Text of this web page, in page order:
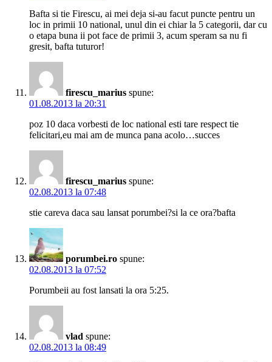
Bafta si tie Firescu, ai mei deja si-au facut puncte pentru un
loc in primii 10 national, unul din ei chiar la 5 categorii, dar cu
o etapa buna ii pot face de primii 3, acum speram sa nu fi
gresit, bafta tuturor!
firescu_marius spune:
01.08.2013 la 20:31
poz 10 daca vorbesti de loc national esti tare respect tie
felicitari,eu mai am de munca pana acolo…succes
firescu_marius spune:
02.08.2013 la 07:48
stie careva daca sau lansat porumbei?si la ce ora?bafta
porumbei.ro spune:
02.08.2013 la 07:52
Porumbeii au fost lansati la ora 5:25.
vlad spune:
02.08.2013 la 08:49